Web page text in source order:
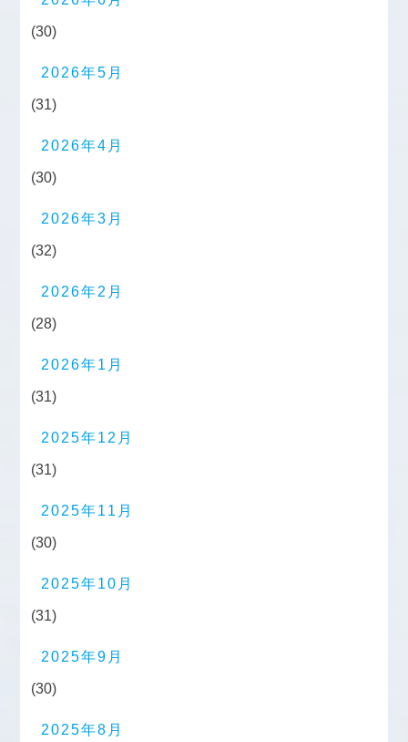
(30)
2026年5月
(31)
2026年4月
(30)
2026年3月
(32)
2026年2月
(28)
2026年1月
(31)
2025年12月
(31)
2025年11月
(30)
2025年10月
(31)
2025年9月
(30)
2025年8月